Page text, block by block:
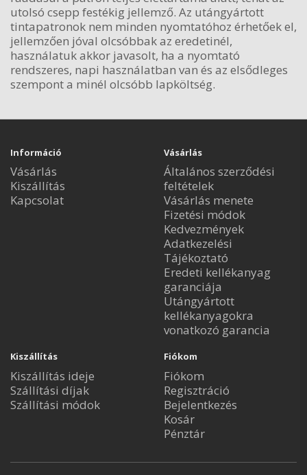
utolsó csepp festékig jellemző. Az utángyártott
tintapatronok nem minden nyomtatóhoz érhetőek el,
jellemzően jóval olcsóbbak az eredetinél,
használatuk akkor javasolt, ha a nyomtató
rendszeres, napi használatban van és az elsődleges
szempont a minél olcsóbb lapköltség.
Információ
Vásárlás
Kiszállítás
Kapcsolat
Vásárlás
Általános szerződési
feltételek
Vásárlás menete
Fizetési módok
Kedvezmények
Adatkezelési
Tájékoztató
Eredeti kellékanyag
garanciája
Utángyártott
kellékanyagokra
vonatkozó garancia
Kiszállítás
Kiszállítás ideje
Szállítási díjak
Szállítási módok
Fiókom
Fiókom
Regisztráció
Bejelentkezés
Kosár
Pénztár